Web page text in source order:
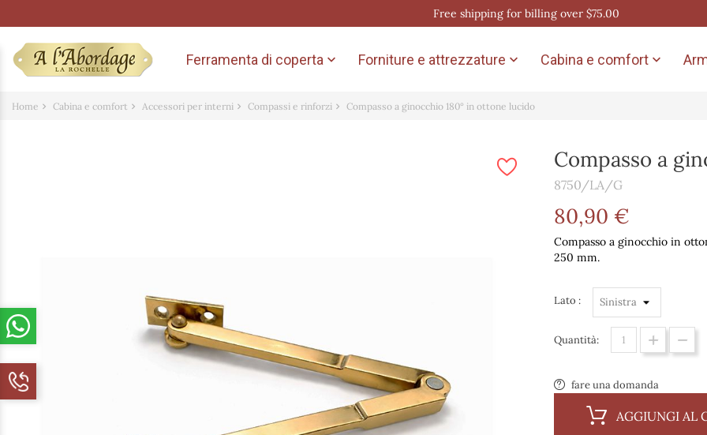
Free shipping for billing over $75.00
Ferramenta di coperta  Forniture e attrezzature  Cabina e comfort 
Home Cabina e comfort Accessori per interni Compassi e rinforzi Compasso a ginocchio 180° in ottone lucido
Compasso a
8750/LA/G
80,90 €
Compasso a ginocchio in
250 mm.
Lato :
Quantità:
fare una domanda
AGGIUNGI AL